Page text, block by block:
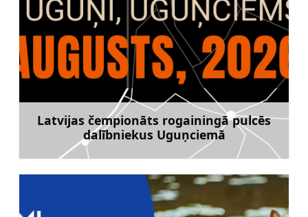
Latvijas čempionāts rogainingā pulcēs
dalībniekus Uguņciemā
Uzzināt vairāk